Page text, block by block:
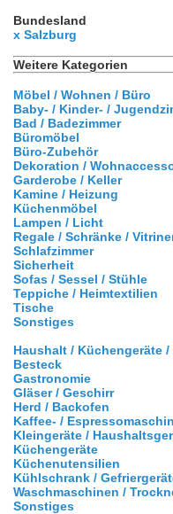
Bundesland
x Salzburg
Weitere Kategorien
Möbel / Wohnen / Büro
Baby- / Kinder- /
Bad / Badezimmer
Büromöbel
Büro-Zubehör
Dekoration /
Garderobe / Keller
Kamine / Heizung
Küchenmöbel
Lampen / Licht
Regale / Schränke /
Schlafzimmer
Sicherheit
Sofas / Sessel / Stühle
Teppiche / Heimtextilien
Tische
Sonstiges
Haushalt / Küchengeräte
Besteck
Gastronomie
Gläser / Geschirr
Herd / Backofen
Kaffee- /
Kleingeräte /
Küchengeräte
Küchenutensilien
Kühlschrank /
Waschmaschinen /
Sonstiges